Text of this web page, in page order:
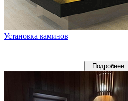
Установка каминов
Подробнее